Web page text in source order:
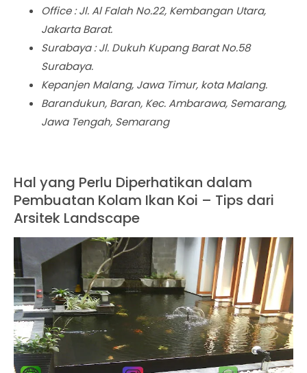
Office : Jl. Al Falah No.22, Kembangan Utara,
Jakarta Barat.
Surabaya : Jl. Dukuh Kupang Barat No.58
Surabaya.
Kepanjen Malang, Jawa Timur, kota Malang.
Barandukun, Baran, Kec. Ambarawa, Semarang,
Jawa Tengah, Semarang
Hal yang Perlu Diperhatikan dalam
Pembuatan Kolam Ikan Koi – Tips dari
Arsitek Landscape